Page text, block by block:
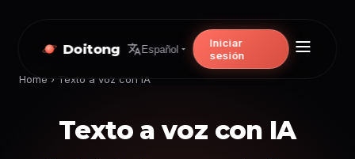
Doitong Español
Iniciar
sesión
Home › Texto a voz con IA
Texto a voz con IA